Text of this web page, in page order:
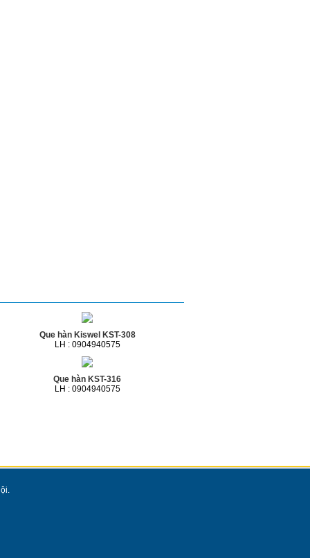
Que hàn Kiswel KST-308
LH : 0904940575
Que hàn KST-316
LH : 0904940575